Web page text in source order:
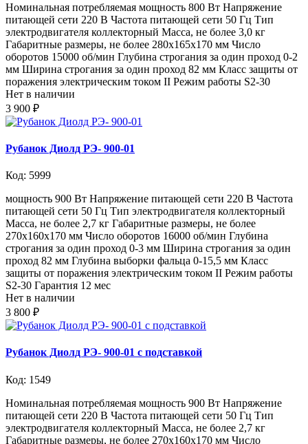
Номинальная потребляемая мощность 800 Вт Напряжение
питающей сети 220 В Частота питающей сети 50 Гц Тип
электродвигателя коллекторный Масса, не более 3,0 кг
Габаритные размеры, не более 280x165x170 мм Число
оборотов 15000 об/мин Глубина строгания за один проход 0-2
мм Ширина строгания за один проход 82 мм Класс защиты от
поражения электрическим током II Режим работы S2-30
Нет в наличии
3 900 ₽
Рубанок Диолд РЭ- 900-01
Код: 5999
мощность 900 Вт Напряжение питающей сети 220 В Частота
питающей сети 50 Гц Тип электродвигателя коллекторный
Масса, не более 2,7 кг Габаритные размеры, не более
270х160х170 мм Число оборотов 16000 об/мин Глубина
строгания за один проход 0-3 мм Ширина строгания за один
проход 82 мм Глубина выборки фальца 0-15,5 мм Класс
защиты от поражения электрическим током II Режим работы
S2-30 Гарантия 12 мес
Нет в наличии
3 800 ₽
Рубанок Диолд РЭ- 900-01 с подставкой
Код: 1549
Номинальная потребляемая мощность 900 Вт Напряжение
питающей сети 220 В Частота питающей сети 50 Гц Тип
электродвигателя коллекторный Масса, не более 2,7 кг
Габаритные размеры, не более 270х160х170 мм Число